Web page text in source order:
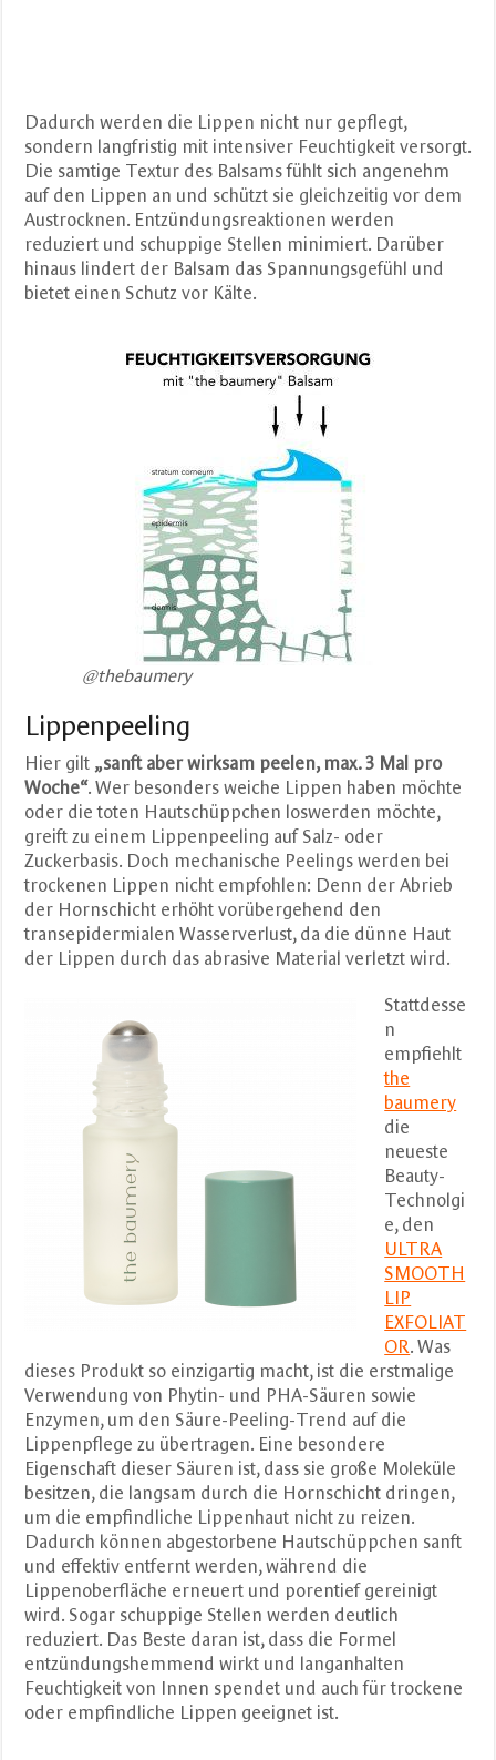
Dadurch werden die Lippen nicht nur gepflegt,
sondern langfristig mit intensiver Feuchtigkeit versorgt.
Die samtige Textur des Balsams fühlt sich angenehm
auf den Lippen an und schützt sie gleichzeitig vor dem
Austrocknen. Entzündungsreaktionen werden
reduziert und schuppige Stellen minimiert. Darüber
hinaus lindert der Balsam das Spannungsgefühl und
bietet einen Schutz vor Kälte.
@thebaumery
Lippenpeeling
Hier gilt „sanft aber wirksam peelen, max. 3 Mal pro
Woche“. Wer besonders weiche Lippen haben möchte
oder die toten Hautschüppchen loswerden möchte,
greift zu einem Lippenpeeling auf Salz- oder
Zuckerbasis. Doch mechanische Peelings werden bei
trockenen Lippen nicht empfohlen: Denn der Abrieb
der Hornschicht erhöht vorübergehend den
transepidermialen Wasserverlust, da die dünne Haut
der Lippen durch das abrasive Material verletzt wird.
Stattdesse
n
empfiehlt
the
baumery
die
neueste
Beauty-
Technolgi
e, den
ULTRA
SMOOTH
LIP
EXFOLIAT
OR. Was
dieses Produkt so einzigartig macht, ist die erstmalige
Verwendung von Phytin- und PHA-Säuren sowie
Enzymen, um den Säure-Peeling-Trend auf die
Lippenpflege zu übertragen. Eine besondere
Eigenschaft dieser Säuren ist, dass sie große Moleküle
besitzen, die langsam durch die Hornschicht dringen,
um die empfindliche Lippenhaut nicht zu reizen.
Dadurch können abgestorbene Hautschüppchen sanft
und effektiv entfernt werden, während die
Lippenoberfläche erneuert und porentief gereinigt
wird. Sogar schuppige Stellen werden deutlich
reduziert. Das Beste daran ist, dass die Formel
entzündungshemmend wirkt und langanhalten
Feuchtigkeit von Innen spendet und auch für trockene
oder empfindliche Lippen geeignet ist.